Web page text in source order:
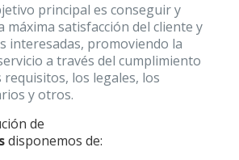
principal es conseguir y
máxima satisfacción del cliente y
interesadas, promoviendo la
a través del cumplimiento
los legales, los
y otros.
de
disponemos de: